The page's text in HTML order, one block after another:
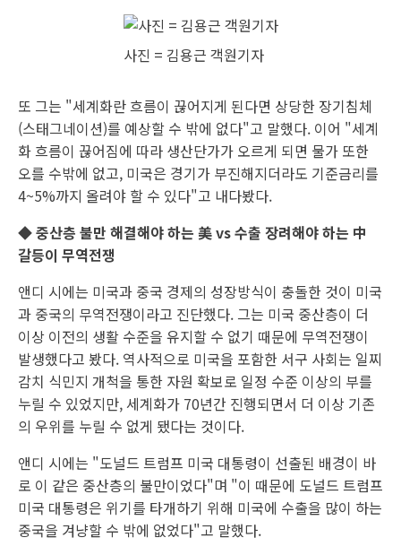
사진 = 김용근 객원기자
또 그는 "세계화란 흐름이 끊어지게 된다면 상당한 장기침체
(스태그네이션)를 예상할 수 밖에 없다"고 말했다. 이어 "세계
화 흐름이 끊어짐에 따라 생산단가가 오르게 되면 물가 또한
오를 수밖에 없고, 미국은 경기가 부진해지더라도 기준금리를
4~5%까지 올려야 할 수 있다"고 내다봤다.
◆ 중산층 불만 해결해야 하는 美 vs 수출 장려해야 하는 中
갈등이 무역전쟁
앤디 시에는 미국과 중국 경제의 성장방식이 충돌한 것이 미국
과 중국의 무역전쟁이라고 진단했다. 그는 미국 중산층이 더
이상 이전의 생활 수준을 유지할 수 없기 때문에 무역전쟁이
발생했다고 봤다. 역사적으로 미국을 포함한 서구 사회는 일찌
감치 식민지 개척을 통한 자원 확보로 일정 수준 이상의 부를
누릴 수 있었지만, 세계화가 70년간 진행되면서 더 이상 기존
의 우위를 누릴 수 없게 됐다는 것이다.
앤디 시에는 "도널드 트럼프 미국 대통령이 선출된 배경이 바
로 이 같은 중산층의 불만이었다"며 "이 때문에 도널드 트럼프
미국 대통령은 위기를 타개하기 위해 미국에 수출을 많이 하는
중국을 겨냥할 수 밖에 없었다"고 말했다.